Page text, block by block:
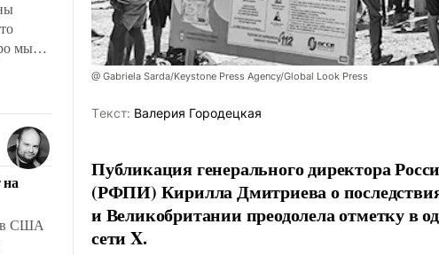
мы
на
в США
@ Gabriela Sarda/Keystone Press Agency/Global Look Press
Tекст: Валерия Городецкая
Публикация генерального директора
(РФПИ) Кирилла Дмитриева о
и Великобритании преодолела отметку в
сети X.